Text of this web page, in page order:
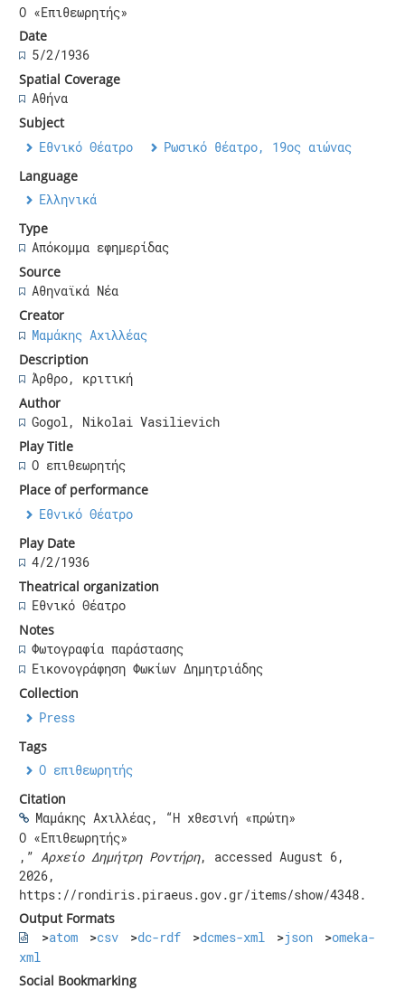
Ο «Επιθεωρητής»
Date
5/2/1936
Spatial Coverage
Αθήνα
Subject
Εθνικό Θέατρο
Ρωσικό θέατρο, 19ος αιώνας
Language
Ελληνικά
Type
Απόκομμα εφημερίδας
Source
Αθηναϊκά Νέα
Creator
Μαμάκης Αχιλλέας
Description
Άρθρο, κριτική
Author
Gogol, Nikolai Vasilievich
Play Title
Ο επιθεωρητής
Place of performance
Εθνικό Θέατρο
Play Date
4/2/1936
Theatrical organization
Εθνικό Θέατρο
Notes
Φωτογραφία παράστασης
Εικονογράφηση Φωκίων Δημητριάδης
Collection
Press
Tags
Ο επιθεωρητής
Citation
Μαμάκης Αχιλλέας, “Η χθεσινή «πρώτη»
Ο «Επιθεωρητής»
,” Αρχείο Δημήτρη Ροντήρη, accessed August 6,
2026,
https://rondiris.piraeus.gov.gr/items/show/4348.
Output Formats
atom
csv dc-rdf dcmes-xml json
omeka-
xml
Social Bookmarking